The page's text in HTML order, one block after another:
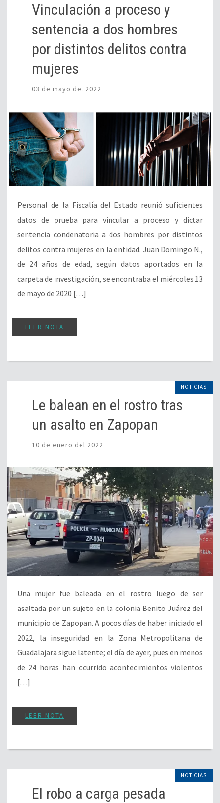
Vinculación a proceso y
sentencia a dos hombres
por distintos delitos contra
mujeres
03 de mayo del 2022
Personal de la Fiscalía del Estado reunió suficientes
datos de prueba para vincular a proceso y dictar
sentencia condenatoria a dos hombres por distintos
delitos contra mujeres en la entidad. Juan Domingo N.,
de 24 años de edad, según datos aportados en la
carpeta de investigación, se encontraba el miércoles 13
de mayo de 2020 […]
LEER NOTA
NOTICIAS
Le balean en el rostro tras
un asalto en Zapopan
10 de enero del 2022
Una mujer fue baleada en el rostro luego de ser
asaltada por un sujeto en la colonia Benito Juárez del
municipio de Zapopan. A pocos días de haber iniciado el
2022, la inseguridad en la Zona Metropolitana de
Guadalajara sigue latente; el día de ayer, pues en menos
de 24 horas han ocurrido acontecimientos violentos
[…]
LEER NOTA
NOTICIAS
El robo a carga pesada